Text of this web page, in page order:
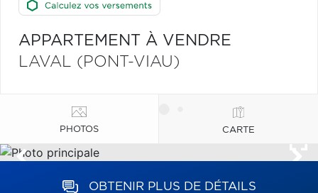
APPARTEMENT À VENDRE
LAVAL (PONT-VIAU)
PHOTOS CARTE
OBTENIR PLUS DE DÉTAILS